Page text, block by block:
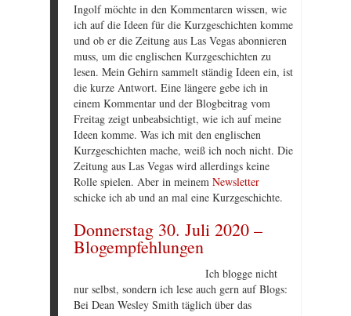
Ingolf möchte in den Kommentaren wissen, wie
ich auf die Ideen für die Kurzgeschichten komme
und ob er die Zeitung aus Las Vegas abonnieren
muss, um die englischen Kurzgeschichten zu
lesen. Mein Gehirn sammelt ständig Ideen ein, ist
die kurze Antwort. Eine längere gebe ich in
einem Kommentar und der Blogbeitrag vom
Freitag zeigt unbeabsichtigt, wie ich auf meine
Ideen komme. Was ich mit den englischen
Kurzgeschichten mache, weiß ich noch nicht. Die
Zeitung aus Las Vegas wird allerdings keine
Rolle spielen. Aber in meinem Newsletter
schicke ich ab und an mal eine Kurzgeschichte.
Donnerstag 30. Juli 2020 –
Blogempfehlungen
Ich blogge nicht
nur selbst, sondern ich lese auch gern auf Blogs:
Bei Dean Wesley Smith täglich über das